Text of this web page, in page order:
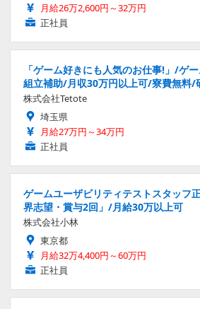
月給26万2,600円～32万円
正社員
「ゲーム好きにも人気のお仕事!」/ゲ
組立補助/月収30万円以上可/寮費無料/
株式会社Tetote
埼玉県
月給27万円～34万円
正社員
ゲームユーザビリティテストスタッフ
界志望・賞与2回」/月給30万以上可
株式会社小林
東京都
月給32万4,400円～60万円
正社員